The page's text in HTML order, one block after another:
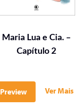
Maria Lua e Cia. –
Capítulo 2
Preview Ver Mais